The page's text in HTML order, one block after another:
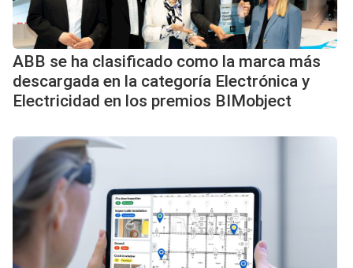
ABB se ha clasificado como la marca más
descargada en la categoría Electrónica y
Electricidad en los premios BIMobject